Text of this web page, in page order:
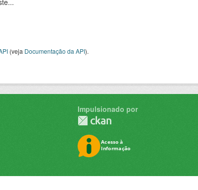
(veja Documentação da API).
Impulsionado por